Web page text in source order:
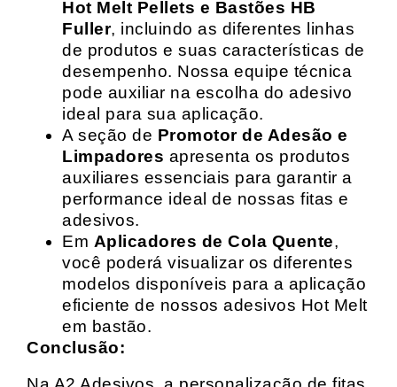
Hot Melt Pellets e Bastões HB
Fuller, incluindo as diferentes linhas
de produtos e suas características de
desempenho. Nossa equipe técnica
pode auxiliar na escolha do adesivo
ideal para sua aplicação.
A seção de Promotor de Adesão e
Limpadores apresenta os produtos
auxiliares essenciais para garantir a
performance ideal de nossas fitas e
adesivos.
Em Aplicadores de Cola Quente,
você poderá visualizar os diferentes
modelos disponíveis para a aplicação
eficiente de nossos adesivos Hot Melt
em bastão.
Conclusão: